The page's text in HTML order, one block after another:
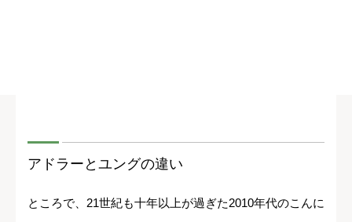
アドラーとユングの違い
ところで、21世紀も十年以上が過ぎた2010年代のこんに